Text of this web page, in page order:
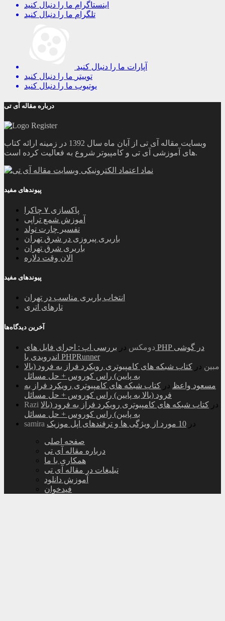
اینستاگرام ما را دنبال کنید
تلگرام ما را دنبال کنید
آپارات ما را دنبال کنید
توییتر ما را دنبال کنید
یوتیوب ما را دنبال کنید
درباره مقاله آی تی
وبسایت مقاله آی تی از آبان ماه سال 1392 در زمینه ارائه کتاب
های آموزشی آی تی و کامپیوتر شروع به فعالیت کرده است.
پیوندهای مفید
پاکسازی ۷ چاکرا
آموزش شمع تراپی
تفسیر چارت تولد
باربری پیروزی در شرق تهران
باربری شرق تهران
الان وقت دلاره
پیوندهای مفید
انتخاب باربری مناسب در تهران
تارهای اتری
آخرین دیدگاه‌ها
دومکس در بررسی اپ : اجرای فایل های PHP در گوشی
اندرویدی با PHPRunner
مبین در کتاب شبکه های کامپیوتری رویکرد فراز به فرود (بالا
به پایین) راس کوروس + حل مسائل
مسعود واعظ در کتاب شبکه های کامپیوتری رویکرد فراز به
فرود (بالا به پایین) راس کوروس + حل مسائل
Razi
در کتاب شبکه های کامپیوتری رویکرد فراز به فرود (بالا
به پایین) راس کوروس + حل مسائل
samira
در 10 مورد از ویژگی ها و ترفندهای اپل موزیک
صفحه اصلی
درباره مقاله آی تی
همکاری با ما
تبلیغات در مقاله آی تی
آموزش دانلود
فیدخوان